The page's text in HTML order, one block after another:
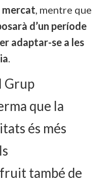
mercat, mentre que
d’un període
adaptar-se a les
.
Grup
que la
és més
també de